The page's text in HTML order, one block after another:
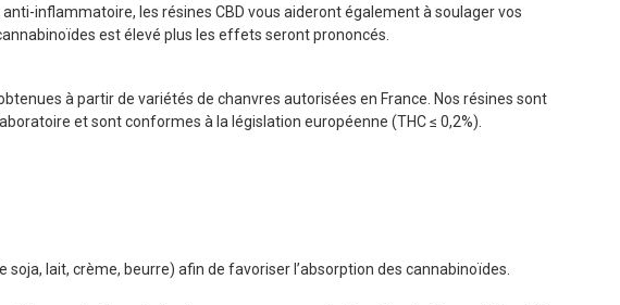
inflammatoire, les résines CBD vous aideront également à soulager vos
est élevé plus les effets seront prononcés.
à partir de variétés de chanvres autorisées en France. Nos résines sont
et sont conformes à la législation européenne (THC ≤ 0,2%).
lait, crème, beurre) afin de favoriser l’absorption des cannabinoïdes.